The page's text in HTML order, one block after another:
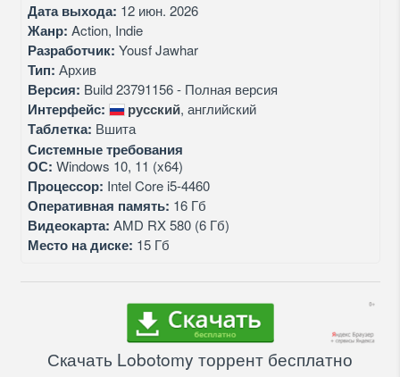
Дата выхода: 12 июн. 2026
Жанр: Action, Indie
Разработчик: Yousf Jawhar
Тип: Архив
Версия: Build 23791156 - Полная версия
Интерфейс: русский, английский
Таблетка: Вшита
Системные требования
ОС: Windows 10, 11 (x64)
Процессор: Intel Core i5-4460
Оперативная память: 16 Гб
Видеокарта: AMD RX 580 (6 Гб)
Место на диске: 15 Гб
Скачать Lobotomy торрент бесплатно